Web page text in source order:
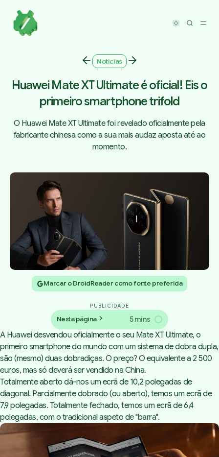
Toggle
Notícias
Huawei Mate XT Ultimate é oficial! Eis o
primeiro smartphone trifold
O Huawei Mate XT Ultimate foi revelado oficialmente pela
fabricante chinesa como a sua mais audaz aposta até ao
momento.
Marcar o DroidReader como fonte preferida
PUBLICIDADE
Nesta página 5 mins
A Huawei desvendou oficialmente o seu Mate XT Ultimate, o
primeiro smartphone do mundo com um sistema de dobra dupla,
são (mesmo) duas dobradiças. O preço? O equivalente a 2 500
euros, mas só deverá ser vendido na China.
Totalmente aberto dá-nos um ecrã de 10,2 polegadas de
diagonal. Parcialmente dobrado (ou aberto), temos um ecrã de
7,9 polegadas. Totalmente fechado, temos um ecrã de 6,4
polegadas, com o tradicional aspeto de "barra".